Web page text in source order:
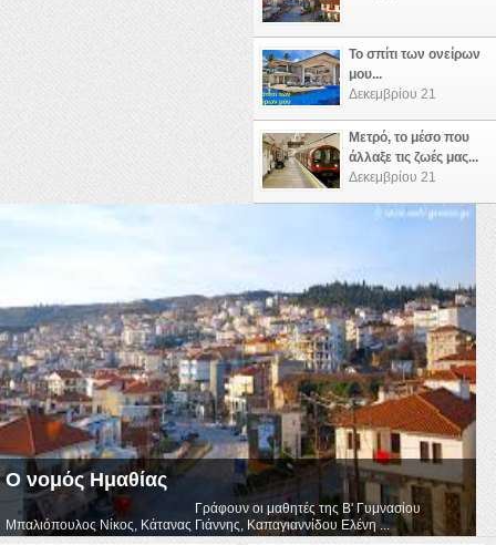
Το σπίτι των ονείρων
μου...
Δεκεμβρίου 21
Μετρό, το μέσο που
άλλαξε τις ζωές μας...
Δεκεμβρίου 21
Ο νομός Ημαθίας
Γράφουν οι μαθητές της Β' Γυμνασίου
Μπαλιόπουλος Νίκος, Κάτανας Γιάννης, Καπαγιαννίδου Ελένη ...